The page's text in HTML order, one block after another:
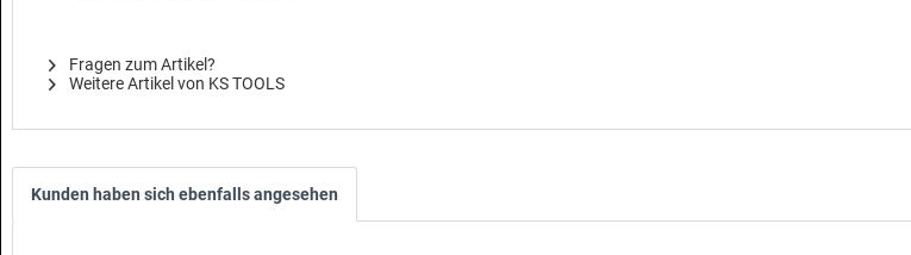
Fragen zum Artikel?
Weitere Artikel von KS TOOLS
Kunden haben sich ebenfalls angesehen